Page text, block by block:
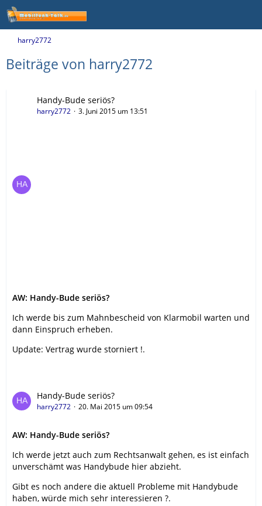
harry2772
Beiträge von harry2772
Handy-Bude seriös?
harry2772 3. Juni 2015 um 13:51
AW: Handy-Bude seriös?
Ich werde bis zum Mahnbescheid von Klarmobil warten und
dann Einspruch erheben.
Update: Vertrag wurde storniert !.
Handy-Bude seriös?
harry2772 20. Mai 2015 um 09:54
AW: Handy-Bude seriös?
Ich werde jetzt auch zum Rechtsanwalt gehen, es ist einfach
unverschämt was Handybude hier abzieht.
Gibt es noch andere die aktuell Probleme mit Handybude
haben, würde mich sehr interessieren ?.